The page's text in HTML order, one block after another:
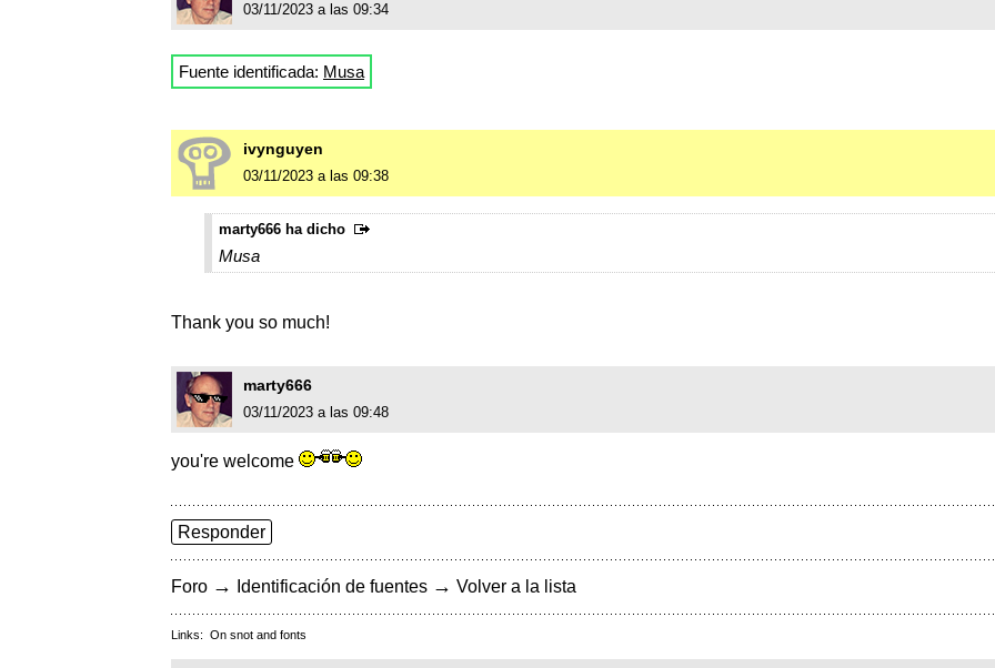
03/11/2023 a las 09:34
Fuente identificada: Musa
ivynguyen
03/11/2023 a las 09:38
marty666 ha dicho
Musa
Thank you so much!
marty666
03/11/2023 a las 09:48
you're welcome
Responder
Foro → Identificación de fuentes → Volver a la lista
Links: On snot and fonts